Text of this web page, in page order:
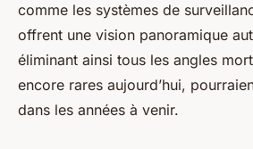
comme les systèmes de
offrent une vision panoramique
éliminant ainsi tous les angles
encore rares aujourd’hui,
dans les années à venir.